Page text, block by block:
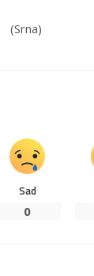
(Srna)
Sad
0